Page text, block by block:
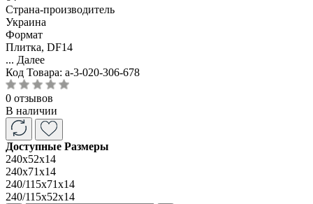
Страна-производитель
Украина
Формат
Плитка, DF14
... Далее
Код Товара: a-3-020-306-678
0 отзывов
В наличии
Доступные Размеры
240x52x14
240x71x14
240/115x71x14
240/115x52x14